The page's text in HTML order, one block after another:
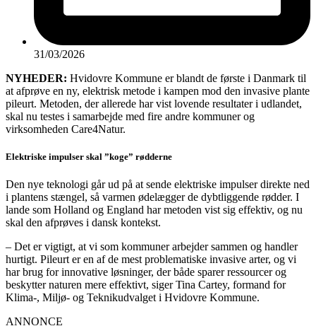
31/03/2026
NYHEDER: Hvidovre Kommune er blandt de første i Danmark til
at afprøve en ny, elektrisk metode i kampen mod den invasive plante
pileurt. Metoden, der allerede har vist lovende resultater i udlandet,
skal nu testes i samarbejde med fire andre kommuner og
virksomheden Care4Natur.
Elektriske impulser skal ”koge” rødderne
Den nye teknologi går ud på at sende elektriske impulser direkte ned
i plantens stængel, så varmen ødelægger de dybtliggende rødder. I
lande som Holland og England har metoden vist sig effektiv, og nu
skal den afprøves i dansk kontekst.
– Det er vigtigt, at vi som kommuner arbejder sammen og handler
hurtigt. Pileurt er en af de mest problematiske invasive arter, og vi
har brug for innovative løsninger, der både sparer ressourcer og
beskytter naturen mere effektivt, siger Tina Cartey, formand for
Klima-, Miljø- og Teknikudvalget i Hvidovre Kommune.
ANNONCE